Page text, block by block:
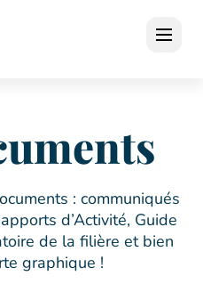
: communiqués
d’Activité, Guide
de la filière et bien
graphique !